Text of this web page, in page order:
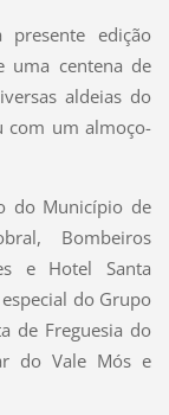
edição
uma centena de
aldeias do
com um almoço-
do Município de
Bombeiros
e Hotel Santa
do Grupo
de Freguesia do
do Vale Mós e